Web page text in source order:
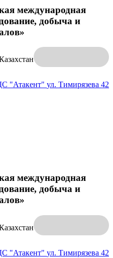
международная
добыча и
"Атакент" ул. Тимирязева 42
международная
добыча и
"Атакент" ул. Тимирязева 42